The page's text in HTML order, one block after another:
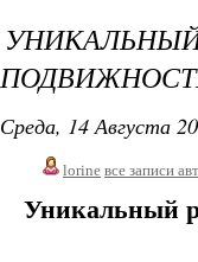
Среда, 14 Августа
lorine все записи
Уникальный